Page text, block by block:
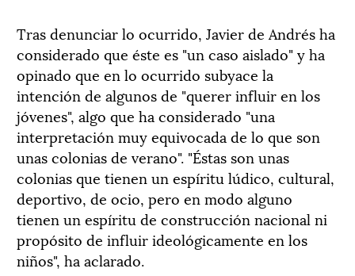
Tras denunciar lo ocurrido, Javier de Andrés ha
considerado que éste es "un caso aislado" y ha
opinado que en lo ocurrido subyace la
intención de algunos de "querer influir en los
jóvenes", algo que ha considerado "una
interpretación muy equivocada de lo que son
unas colonias de verano". "Éstas son unas
colonias que tienen un espíritu lúdico, cultural,
deportivo, de ocio, pero en modo alguno
tienen un espíritu de construcción nacional ni
propósito de influir ideológicamente en los
niños", ha aclarado.